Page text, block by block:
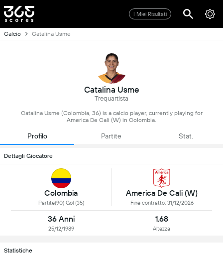
I Miei Risultati
Calcio Catalina Usme
Catalina Usme
Trequartista
Catalina Usme (Colombia, 36) is a calcio player, currently playing for
America De Cali (W) in Colombia.
Profilo Partite Stat.
Dettagli Giocatore
Colombia
Partite(90) Gol (35)
America De Cali (W)
Fine contratto: 31/12/2026
36 Anni
25/12/1989
1.68
Altezza
Statistiche